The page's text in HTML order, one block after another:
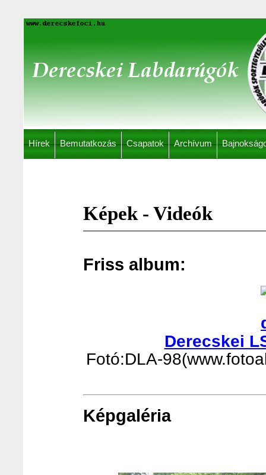
Hírek Bemutatkozás Csapatok Archívum
Képek - Videók
Friss album:
Derecskei
Fotó:DLA-
Képgaléria